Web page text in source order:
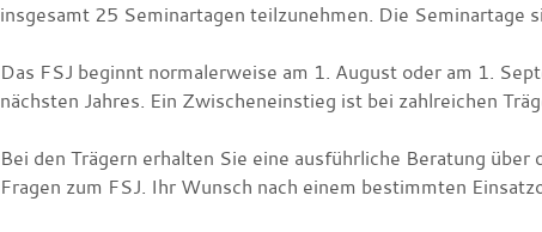
insgesamt 25 Seminartagen teilzunehmen. Die Seminartage
Das FSJ beginnt normalerweise am 1. August oder am 1.
nächsten Jahres. Ein Zwischeneinstieg ist bei zahlreichen
Bei den Trägern erhalten Sie eine ausführliche Beratung
Fragen zum FSJ. Ihr Wunsch nach einem bestimmten